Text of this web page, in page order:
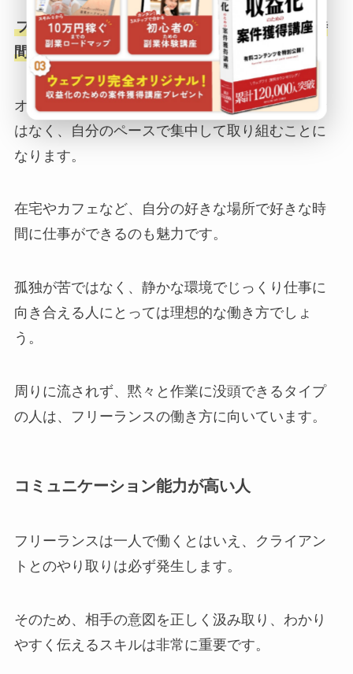
フリーランスは、基本的に一人で作業を進める時
間が多い働き方です。
オフィスのように誰かと話しながら進める環境で
はなく、自分のペースで集中して取り組むことに
なります。
在宅やカフェなど、自分の好きな場所で好きな時
間に仕事ができるのも魅力です。
孤独が苦ではなく、静かな環境でじっくり仕事に
向き合える人にとっては理想的な働き方でしょ
う。
周りに流されず、黙々と作業に没頭できるタイプ
の人は、フリーランスの働き方に向いています。
コミュニケーション能力が高い人
フリーランスは一人で働くとはいえ、クライアン
トとのやり取りは必ず発生します。
そのため、相手の意図を正しく汲み取り、わかり
やすく伝えるスキルは非常に重要です。